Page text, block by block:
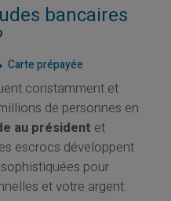
bancaires
Carte prépayée
constamment et
de personnes en
au président et
escrocs développent
pour
et votre argent.